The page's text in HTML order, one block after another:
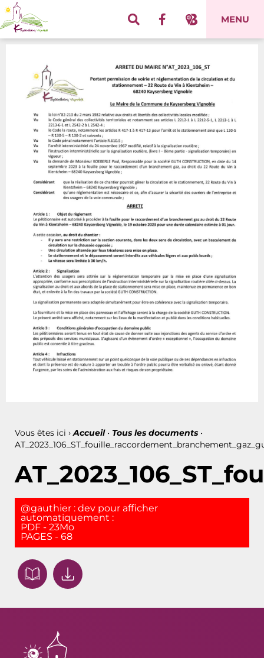
MENU
Vous êtes ici › Accueil• Tous les documents •
@gauthier : dev pour afficher
automatiquement :
PDF - 23Mo
PAGES - 68
Panneau de gestion des cookies